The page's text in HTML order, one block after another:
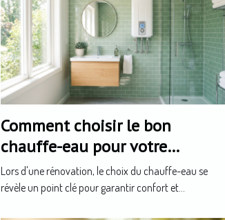
Comment choisir le bon
chauffe-eau pour votre
rénovation ?
Lors d'une rénovation, le choix du chauffe-eau se
révèle un point clé pour garantir confort et...